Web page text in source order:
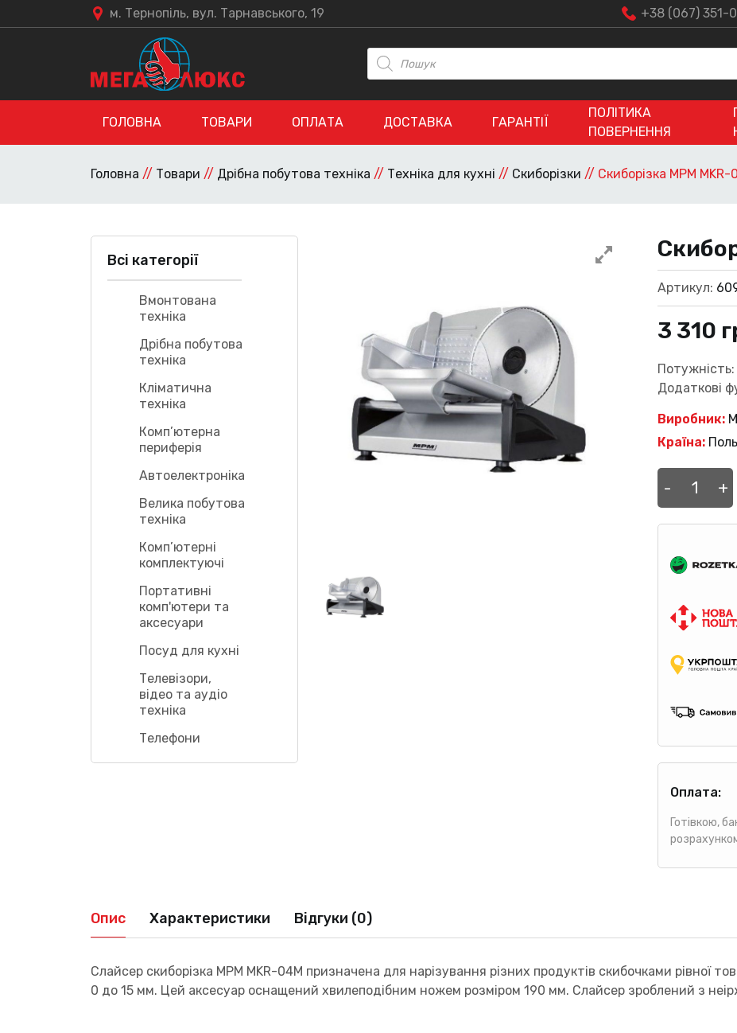
м. Тернопіль, вул. Тарнавського, 19 +38 (067) 351-
Пошук
товарів
ГОЛОВНА ТОВАРИ ОПЛАТА ДОСТАВКА ГАРАНТІЇ
ПОЛІТИКА
ПОВЕРНЕННЯ
Головна // Товари // Дрібна побутова техніка // Техніка для кухні // Скиборізки // Скиборізка MPM MKR-
Всі категорії
Вмонтована
техніка
Дрібна побутова
техніка
Кліматична
техніка
Комп’ютерна
периферія
Автоелектроніка
Велика побутова
техніка
Комп’ютерні
комплектуючі
Портативні
комп'ютери та
аксесуари
Посуд для кухні
Телевізори,
відео та аудіо
техніка
Телефони
Артикул:
3 310
Потужність:
Додаткові
Виробник:
Країна:
-
MPM
MKR-
04
M
+
Оплата:
Готівкою,
Опис Характеристики Відгуки (0)
Слайсер скиборізка MPM MKR-04M призначена для нарізування різних продуктів скибочками рівної
0 до 15 мм. Цей аксесуар оснащений хвилеподібним ножем розміром 190 мм. Слайсер зроблений з